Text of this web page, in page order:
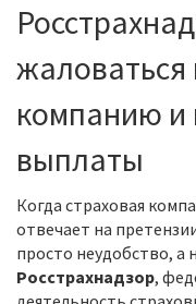
жаловаться
компанию и
выплаты
Когда страховая
отвечает на
просто неудобство, а
Росстрахнадзор,